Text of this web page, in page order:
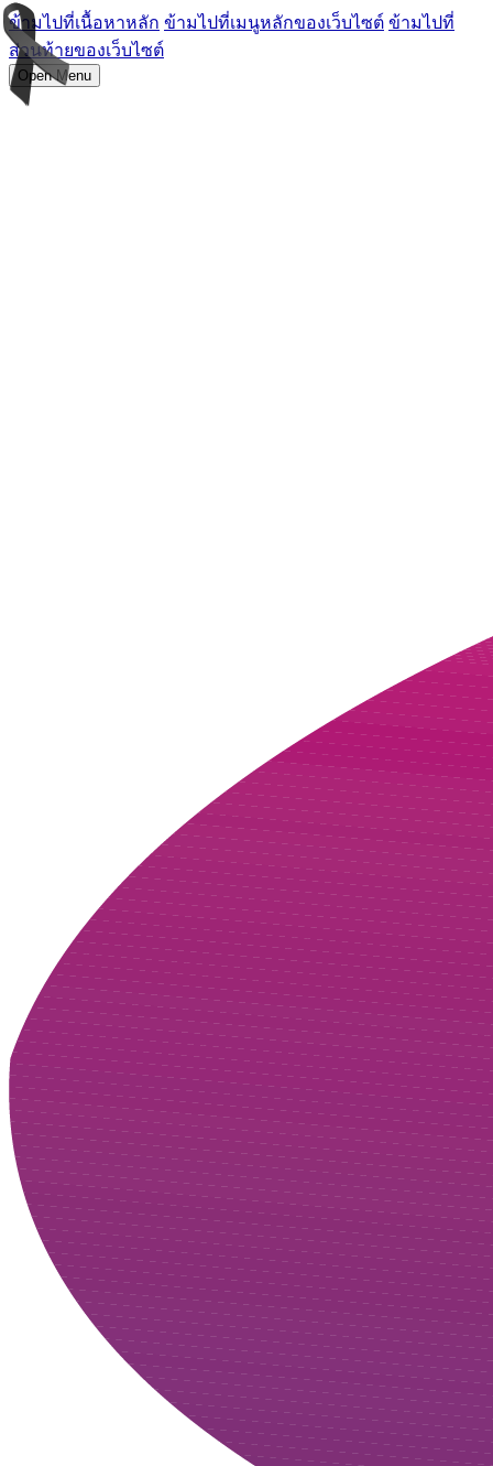
ข้ามไปที่เนื้อหาหลัก ข้ามไปที่เมนูหลักของเว็บไซต์ ข้ามไปที่
ส่วนท้ายของเว็บไซต์
Open Menu